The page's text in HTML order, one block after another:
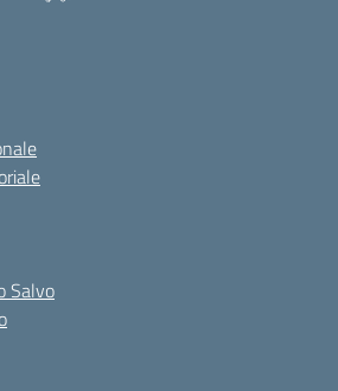
Salvo